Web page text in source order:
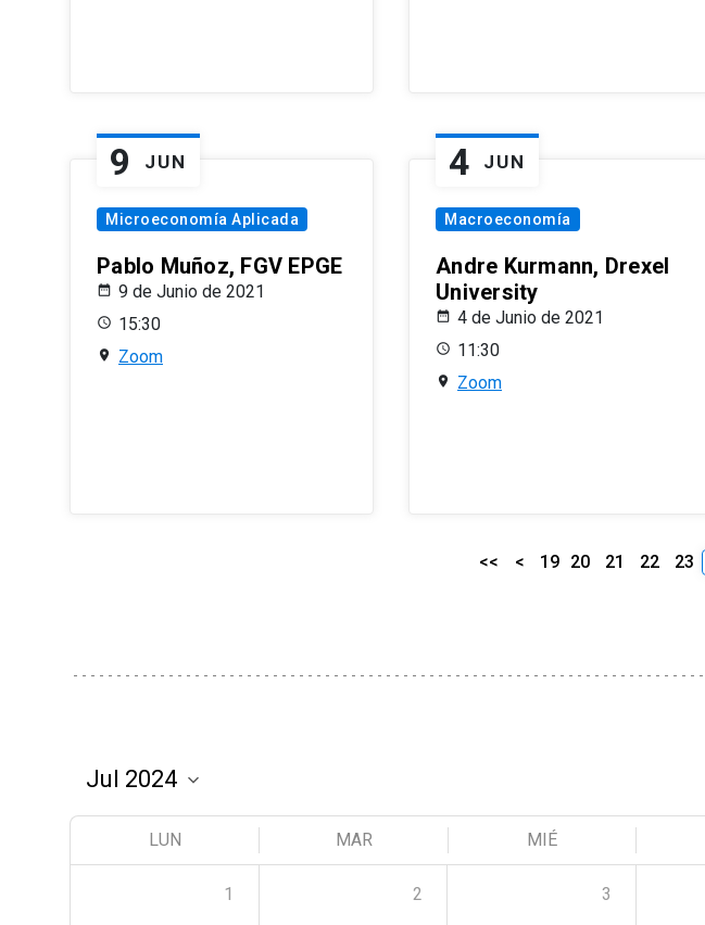
9 JUN
Microeconomía Aplicada
Pablo Muñoz, FGV EPGE
9 de Junio de 2021
15:30
Zoom
4 JUN
Macroeconomía
Andre Kurmann, Drexel
University
4 de Junio de 2021
11:30
Zoom
<< < 19 20 21 22 23
LUN MAR MIÉ
1 2 3